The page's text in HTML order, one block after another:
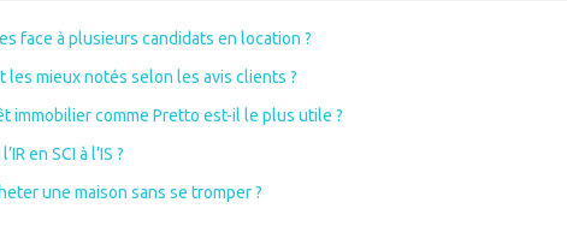
face à plusieurs candidats en location ?
mieux notés selon les avis clients ?
immobilier comme Pretto est-il le plus utile ?
en SCI à l’IS ?
une maison sans se tromper ?